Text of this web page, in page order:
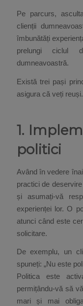
Pe parcurs,
clienții
îmbunătăți
prelungi ciclul
dumneavoastră.
Există trei pași
asigura că veți reuși.
1.
politici
Având în vedere
practici de
și asumați-vă
experienței lor. O
atunci când este
solicitare.
De exemplu, un
spuneți: „Nu este
Politica este
permițându-vă să
mari și mai